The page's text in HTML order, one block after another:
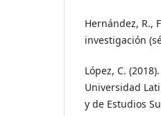
Hernández, R.,
investigación
López, C.
Universidad
y de Estudios